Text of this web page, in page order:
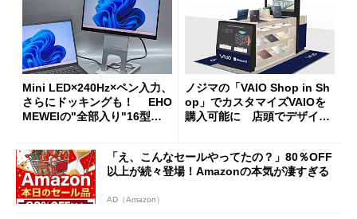
Mini LED×240Hz×ペン入力、
さらにドッキングも！ EHO
MEWEIの"全部入り"16型モ
ノジマの「VAIO Shop in Sh
op」でカスタマイズVAIOを
購入可能に 店頭でデザイン
「え、こんなセールやってたの？」80％OFF
以上が続々登場！Amazonの本気が凄すぎる
AD（Amazon）